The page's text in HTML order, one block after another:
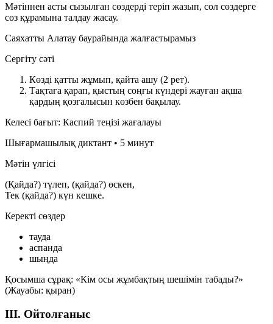
Мәтіннен асты сызылған сөздерді теріп жазып, сол сөздерге
сөз құрамына талдау жасау.
Саяхатты Алатау баурайында жалғастырамыз
Сергіту сәті
Көзді қатты жұмып, қайта ашу (2 рет).
Тақтаға қарап, қыстың соңғы күндері жауған ақша
қардың қозғалысын көзбен бақылау.
Келесі бағыт: Каспий теңізі жағалауы
Шығармашылық диктант • 5 минут
Мәтін үлгісі
(Қайда?) түлеп, (қайда?) өскен,
Тек (қайда?) күн кешке.
Керекті сөздер
тауда
аспанда
шыңда
Қосымша сұрақ: «Кім осы жұмбақтың шешімін табады?»
(Жауабы: қыран)
III. Ойтолғаныс